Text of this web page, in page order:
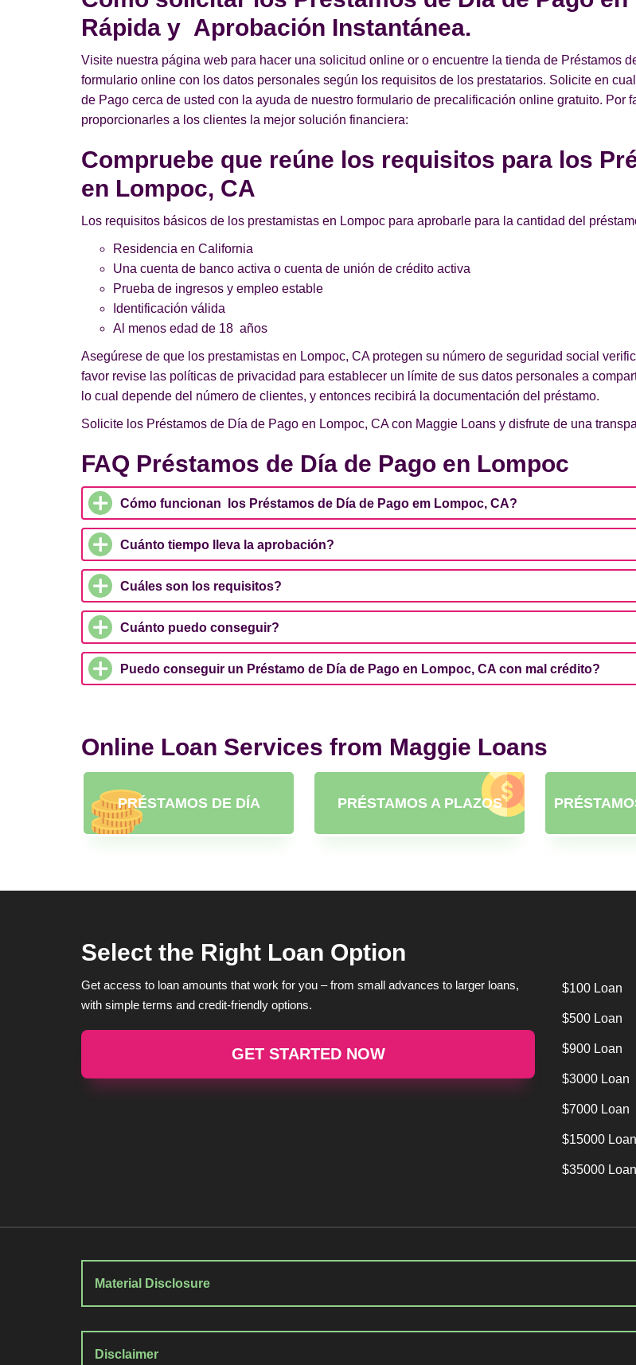
Rápida y Aprobación Instantánea.
Visite nuestra página web para hacer una solicitud online or o encuentre la tienda de Préstamos
formulario online con los datos personales según los requisitos de los prestatarios. Solicite en
de Pago cerca de usted con la ayuda de nuestro formulario de precalificación online gratuito. Por
proporcionarles a los clientes la mejor solución financiera:
Compruebe que reúne los requisitos para los
en Lompoc, CA
Los requisitos básicos de los prestamistas en Lompoc para aprobarle para la cantidad del
Residencia en California
Una cuenta de banco activa o cuenta de unión de crédito activa
Prueba de ingresos y empleo estable
Identificación válida
Al menos edad de 18 años
Asegúrese de que los prestamistas en Lompoc, CA protegen su número de seguridad social
favor revise las políticas de privacidad para establecer un límite de sus datos personales a
lo cual depende del número de clientes, y entonces recibirá la documentación del préstamo.
Solicite los Préstamos de Día de Pago en Lompoc, CA con Maggie Loans y disfrute de una
FAQ Préstamos de Día de Pago en Lompoc
Cómo funcionan los Préstamos de Día de Pago em Lompoc, CA?
Cuánto tiempo lleva la aprobación?
Cuáles son los requisitos?
Cuánto puedo conseguir?
Puedo conseguir un Préstamo de Día de Pago en Lompoc, CA con mal crédito?
Online Loan Services from Maggie Loans
PRÉSTAMOS DE DÍA PRÉSTAMOS A PLAZOS
Select the Right Loan Option
Get access to loan amounts that work for you – from small advances to larger loans,
with simple terms and credit-friendly options.
GET STARTED NOW
$100 Loan
$500 Loan
$900 Loan
$3000 Loan
$7000 Loan
$15000 Loan
$35000 Loan
Material Disclosure
Disclaimer